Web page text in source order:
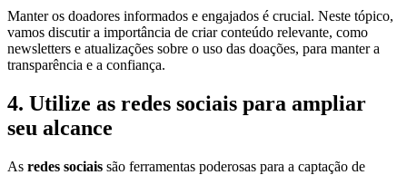
Manter os doadores informados e engajados é crucial. Neste tópico,
vamos discutir a importância de criar conteúdo relevante, como
newsletters e atualizações sobre o uso das doações, para manter a
transparência e a confiança.
4. Utilize as redes sociais para ampliar
seu alcance
As redes sociais são ferramentas poderosas para a captação de